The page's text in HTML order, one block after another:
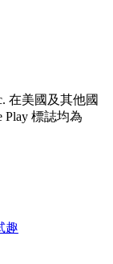
在美國及其他國
Play 標誌均為